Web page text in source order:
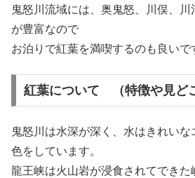
鬼怒川流域には、奥鬼怒、川俣、川
が豊富なので
お泊りで紅葉を満喫するのも良いで
紅葉について （特徴や見ど
鬼怒川は水深が深く、水はきれい
色をしています。
龍王峡は火山岩が浸食されてできた